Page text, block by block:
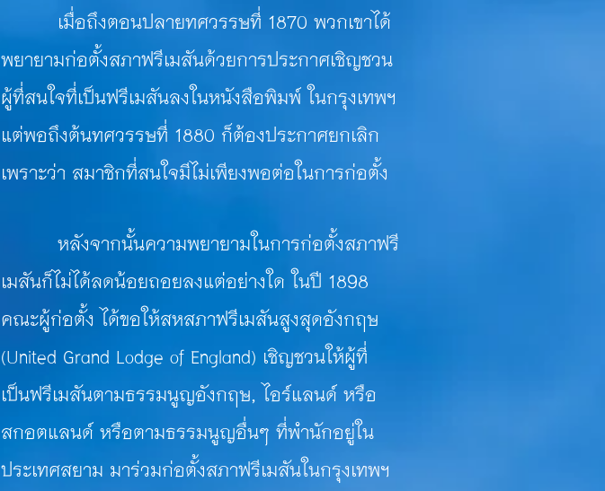
เมื่อถึงตอนปลายทศวรรษที่ 1870 พวกเขาได้
พยายามก่อตั้งสภาฟรีเมสันด้วยการประกาศเชิญชวน
ผู้ที่สนใจที่เป็นฟรีเมสันลงในหนังสือพิมพ์ ในกรุงเทพฯ
แต่พอถึงต้นทศวรรษที่ 1880 ก็ต้องประกาศยกเลิก
เพราะว่า สมาชิกที่สนใจมีไม่เพียงพอต่อในการก่อตั้ง
หลังจากนั้นความพยายามในการก่อตั้งสภาฟรี
เมสันก็ไม่ได้ลดน้อยถอยลงแต่อย่างใด ในปี 1898
คณะผู้ก่อตั้ง ได้ขอให้สหสภาฟรีเมสันสูงสุดอังกฤษ
(United Grand Lodge of England) เชิญชวนให้ผู้ที่
เป็นฟรีเมสันตามธรรมนูญอังกฤษ, ไอร์แลนด์ หรือ
สกอตแลนด์ หรือตามธรรมนูญอื่นๆ ที่พำนักอยู่ใน
ประเทศสยาม มาร่วมก่อตั้งสภาฟรีเมสันในกรุงเทพฯ